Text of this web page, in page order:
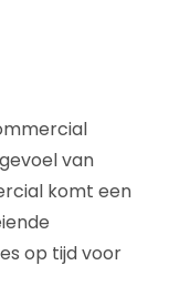
van
komt een
op tijd voor